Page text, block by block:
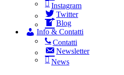
Instagram
Twitter
Blog
Info & Contatti
Contatti
Newsletter
News